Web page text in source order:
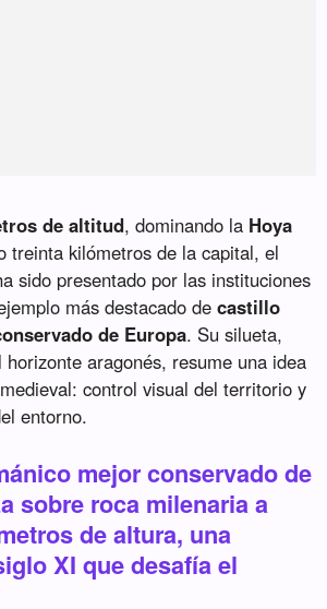
de altitud, dominando la Hoya
treinta kilómetros de la capital, el
sido presentado por las instituciones
más destacado decastillo
de Europa. Su silueta,
aragonés, resume una idea
control visual del territorio y
entorno.
mejor conservado de
sobre roca milenaria a
de altura, una
XI que desafía el